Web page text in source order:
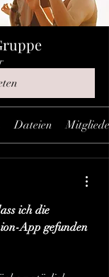
Dateien Mitglieder
ich die
App gefunden